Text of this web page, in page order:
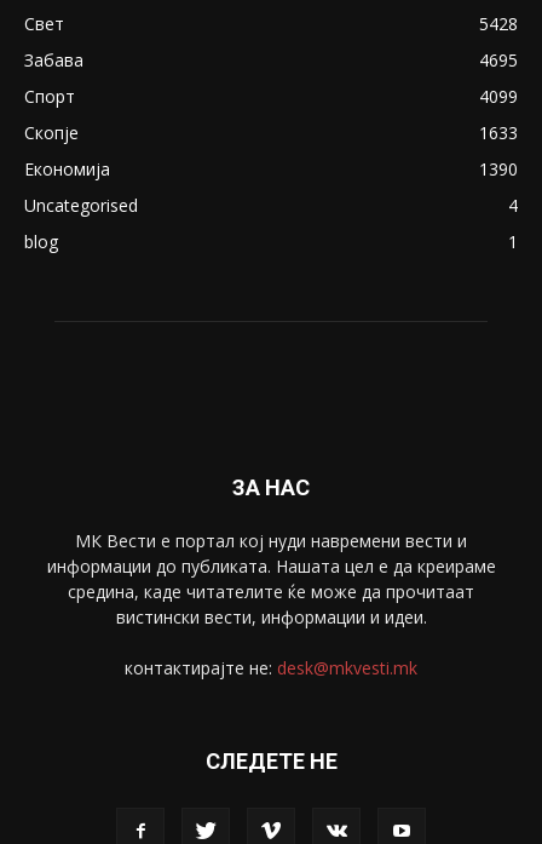
Свет
5428
Забава
4695
Спорт
4099
Скопје
1633
Економија
1390
Uncategorised
4
blog
1
ЗА НАС
МК Вести е портал коj нуди навремени вести и
информации до публиката. Нашата цел е да креираме
средина, каде читателите ќе може да прочитаат
вистински вести, информации и идеи.
контактирајте не: desk@mkvesti.mk
СЛЕДЕТЕ НЕ